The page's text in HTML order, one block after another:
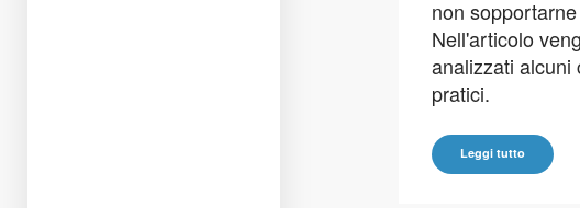
non
Nell'articolo
analizzati alcuni
pratici.
Leggi tutto